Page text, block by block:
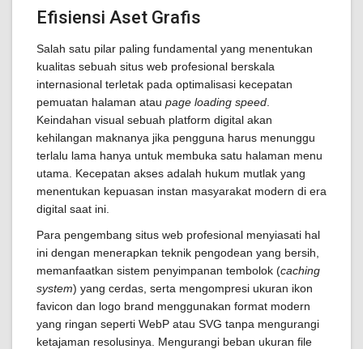
Efisiensi Aset Grafis
Salah satu pilar paling fundamental yang menentukan
kualitas sebuah situs web profesional berskala
internasional terletak pada optimalisasi kecepatan
pemuatan halaman atau page loading speed
Keindahan visual sebuah platform digital akan
kehilangan maknanya jika pengguna harus menunggu
terlalu lama hanya untuk membuka satu halaman menu
utama. Kecepatan akses adalah hukum mutlak yang
menentukan kepuasan instan masyarakat modern di era
digital saat ini.
Para pengembang situs web profesional menyiasati hal
ini dengan menerapkan teknik pengodean yang bersih,
memanfaatkan sistem penyimpanan tembolok (caching
system) yang cerdas, serta mengompresi ukuran ikon
favicon dan logo brand menggunakan format modern
yang ringan seperti WebP atau SVG tanpa mengurangi
ketajaman resolusinya. Mengurangi beban ukuran file